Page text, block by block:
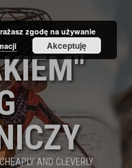
AND CLEVERLY.
zgodę na używanie
Akceptuję